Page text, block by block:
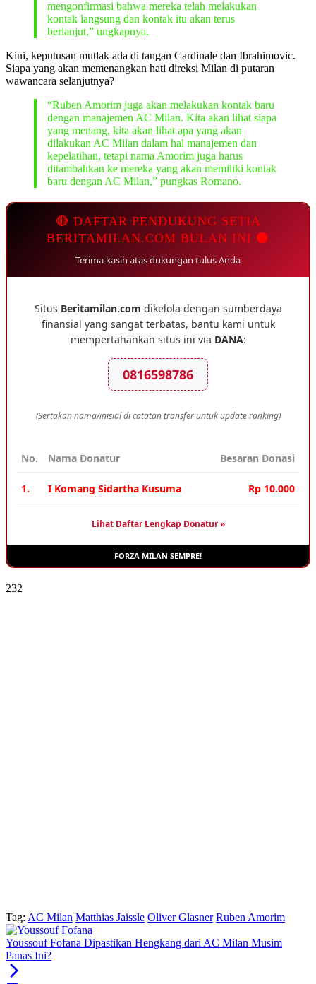
mengonfirmasi bahwa mereka telah melakukan
kontak langsung dan kontak itu akan terus
berlanjut,” ungkapnya.
Kini, keputusan mutlak ada di tangan Cardinale dan Ibrahimovic.
Siapa yang akan memenangkan hati direksi Milan di putaran
wawancara selanjutnya?
“Ruben Amorim juga akan melakukan kontak baru
dengan manajemen AC Milan. Kita akan lihat siapa
yang menang, kita akan lihat apa yang akan
dilakukan AC Milan dalam hal manajemen dan
kepelatihan, tetapi nama Amorim juga harus
ditambahkan ke mereka yang akan memiliki kontak
baru dengan AC Milan,” pungkas Romano.
🔴 DAFTAR PENDUKUNG SETIA
BERITAMILAN.COM BULAN INI ⚫
Terima kasih atas dukungan tulus Anda
Situs Beritamilan.com dikelola dengan sumberdaya
finansial yang sangat terbatas, bantu kami untuk
mempertahankan situs ini via DANA:
0816598786
(Sertakan nama/inisial di catatan transfer untuk update ranking)
No. Nama Donatur Besaran Donasi
1. I Komang Sidartha Kusuma Rp 10.000
Lihat Daftar Lengkap Donatur »
FORZA MILAN SEMPRE!
232
Tag: AC Milan Matthias Jaissle Oliver Glasner Ruben Amorim
Youssouf Fofana Dipastikan Hengkang dari AC Milan Musim
Panas Ini?